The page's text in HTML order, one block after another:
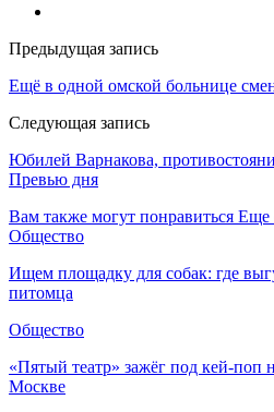
Предыдущая запись
Ещё в одной омской больнице
Следующая запись
Юбилей Варнакова,
Превью дня
Вам также могут понравиться Еще
Общество
Ищем площадку для собак: где
питомца
Общество
«Пятый театр» зажёг под кей-поп
Москве